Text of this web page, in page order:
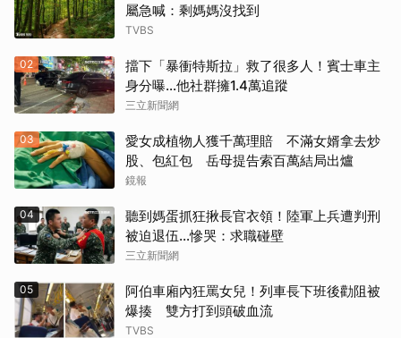
屬急喊：剩媽媽沒找到
TVBS
02
擋下「暴衝特斯拉」救了很多人！賓士車主
身分曝…他社群擁1.4萬追蹤
三立新聞網
03
愛女成植物人獲千萬理賠 不滿女婿拿去炒
股、包紅包 岳母提告索百萬結局出爐
鏡報
04
聽到媽蛋抓狂揪長官衣領！陸軍上兵遭判刑
被迫退伍…慘哭：求職碰壁
三立新聞網
05
阿伯車廂內狂罵女兒！列車長下班後勸阻被
爆揍 雙方打到頭破血流
TVBS